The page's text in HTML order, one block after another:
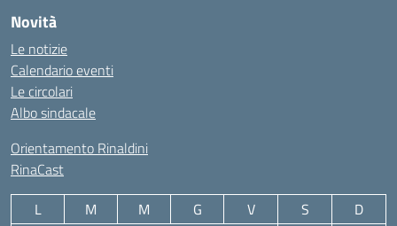
Novità
Le notizie
Calendario eventi
Le circolari
Albo sindacale
Orientamento Rinaldini
RinaCast
L M M G V S
D